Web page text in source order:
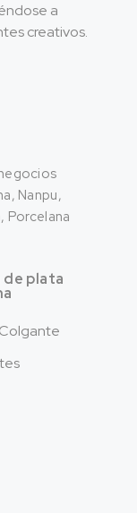
a
creativos.
Nanpu,
Porcelana
plata